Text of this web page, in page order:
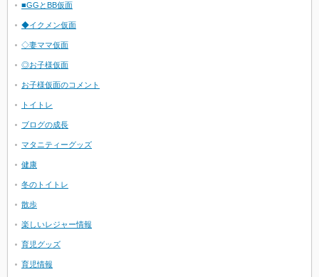
■GGとBB仮面
◆イクメン仮面
◇妻ママ仮面
◎お子様仮面
お子様仮面のコメント
トイトレ
ブログの成長
マタニティーグッズ
健康
冬のトイトレ
散歩
楽しいレジャー情報
育児グッズ
育児情報